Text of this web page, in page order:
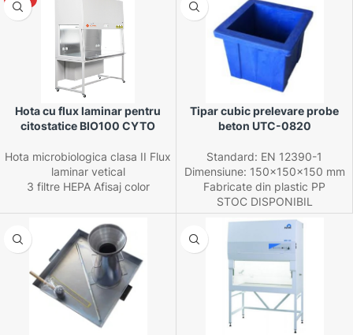
Hota cu flux laminar pentru
citostatice BIO100 CYTO
Hota microbiologica clasa II Flux
laminar vetical
3 filtre HEPA Afisaj color
Tipar cubic prelevare probe
beton UTC-0820
Standard: EN 12390-1
Dimensiune: 150x150x150 mm
Fabricate din plastic PP
STOC DISPONIBIL